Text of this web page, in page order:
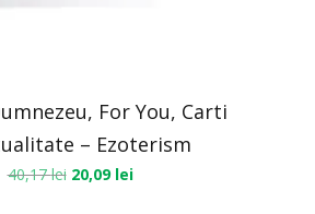
For You, Carti
– Ezoterism
40,17lei 20,09 lei